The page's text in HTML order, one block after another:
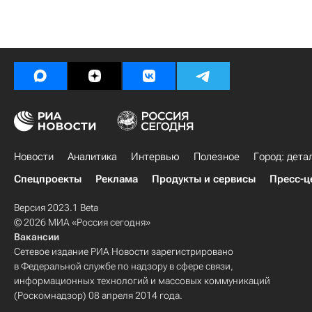
Новости Аналитика Интервью Полезное
Город:
Спецпроекты
Реклама Продукты и сервисы Пресс-
Версия 2023.1 Beta
© 2026 МИА «Россия сегодня»
Вакансии
Сетевое издание РИА Новости зарегистрировано
в Федеральной службе по надзору в сфере связи,
информационных технологий и массовых коммуникаций
(Роскомнадзор) 08 апреля 2014 года.